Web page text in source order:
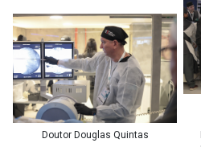
Doutor Douglas Quintas